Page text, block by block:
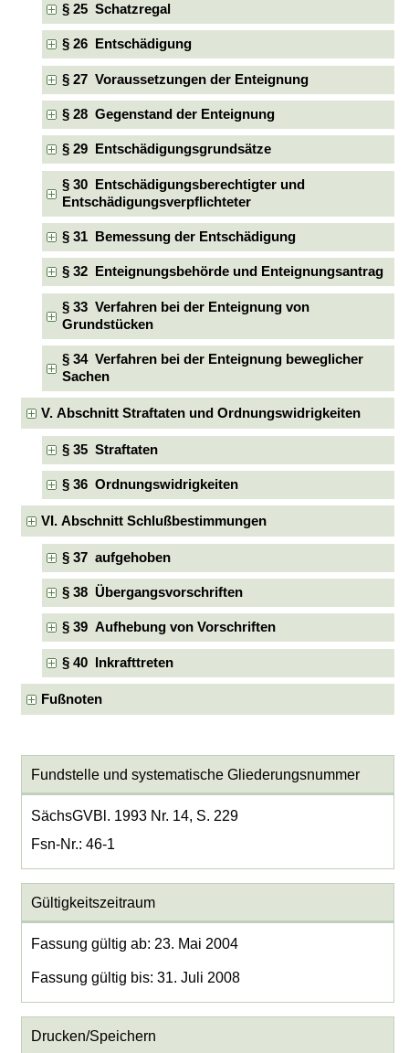
§ 25 Schatzregal
§ 26 Entschädigung
§ 27 Voraussetzungen der Enteignung
§ 28 Gegenstand der Enteignung
§ 29 Entschädigungsgrundsätze
§ 30 Entschädigungsberechtigter und
Entschädigungsverpflichteter
§ 31 Bemessung der Entschädigung
§ 32 Enteignungsbehörde und Enteignungsantrag
§ 33 Verfahren bei der Enteignung von
Grundstücken
§ 34 Verfahren bei der Enteignung beweglicher
Sachen
V. Abschnitt Straftaten und Ordnungswidrigkeiten
§ 35 Straftaten
§ 36 Ordnungswidrigkeiten
VI. Abschnitt Schlußbestimmungen
§ 37 aufgehoben
§ 38 Übergangsvorschriften
§ 39 Aufhebung von Vorschriften
§ 40 Inkrafttreten
Fußnoten
Fundstelle und systematische Gliederungsnummer
SächsGVBl. 1993 Nr. 14, S. 229
Fsn-Nr.: 46-1
Gültigkeitszeitraum
Fassung gültig ab: 23. Mai 2004
Fassung gültig bis: 31. Juli 2008
Drucken/Speichern